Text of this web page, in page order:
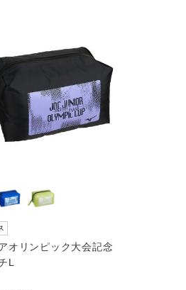
オリンピック大会記念
L